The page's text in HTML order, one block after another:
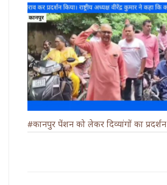
#कानपुर पेंशन को लेकर दिव्यांगों का प्रदर्शन